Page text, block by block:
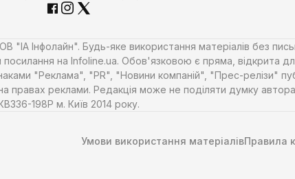
"ІА Інфолайн". Будь-яке використання матеріалів без
на Infoline.ua. Обов'язковою є пряма, відкрита
"Реклама", "PR", "Новини компаній", "Прес-релізи"
на правах реклами. Редакція може не поділяти думку
198Р м. Київ 2014 року.
Умови використання матеріалівПравила